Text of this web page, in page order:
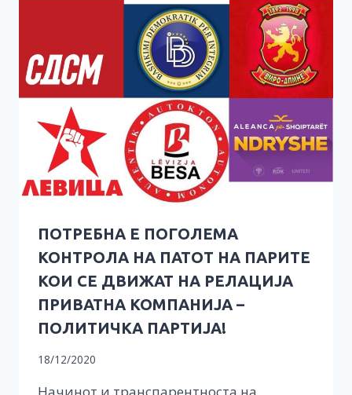
ПОТРЕБНА Е ПОГОЛЕМА
КОНТРОЛА НА ПАТОТ НА ПАРИТЕ
КОИ СЕ ДВИЖАТ НА РЕЛАЦИЈА
ПРИВАТНА КОМПАНИЈА –
ПОЛИТИЧКА ПАРТИЈА!
18/12/2020
Начинот и транспарентноста на